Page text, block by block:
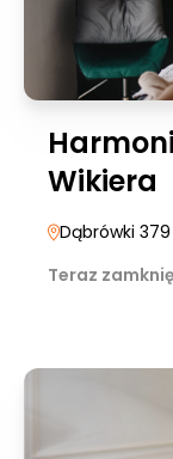
Wikiera
Dąbrówki 379
Teraz